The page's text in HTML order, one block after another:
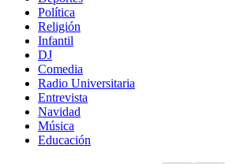
Política
Religión
Infantil
DJ
Comedia
Radio Universitaria
Entrevista
Navidad
Música
Educación